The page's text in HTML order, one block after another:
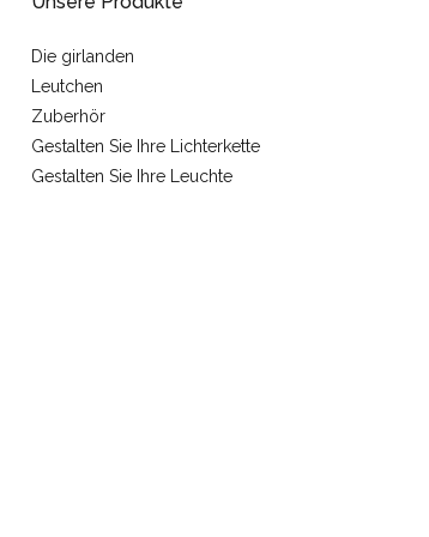
Die girlanden
Leutchen
Zuberhör
Gestalten Sie Ihre Lichterkette
Gestalten Sie Ihre Leuchte